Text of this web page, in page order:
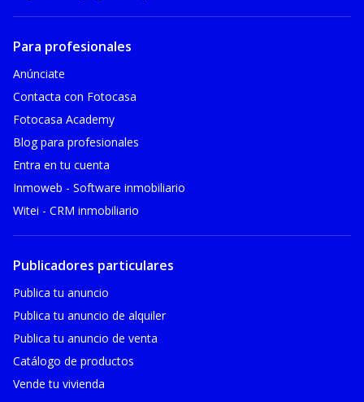
Para profesionales
Anúnciate
Contacta con Fotocasa
Fotocasa Academy
Blog para profesionales
Entra en tu cuenta
Inmoweb - Software inmobiliario
Witei - CRM inmobiliario
Publicadores particulares
Publica tu anuncio
Publica tu anuncio de alquiler
Publica tu anuncio de venta
Catálogo de productos
Vende tu vivienda